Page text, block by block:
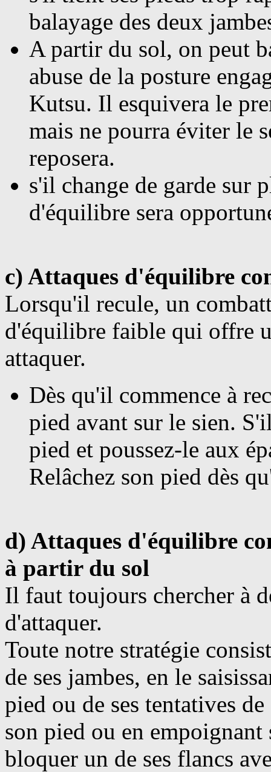
balayage des deux
A partir du sol, on peut
abuse de la posture
Kutsu. Il esquivera le
mais ne pourra éviter le
reposera.
s'il change de garde sur
d'équilibre sera
c) Attaques d'équilibre
Lorsqu'il recule, un
d'équilibre faible qui offre
attaquer.
Dès qu'il commence à
pied avant sur le sien.
pied et poussez-le aux
Relâchez son pied dès
d) Attaques d'équilibre
à partir du sol
Il faut toujours chercher à
d'attaquer.
Toute notre stratégie
de ses jambes, en le
pied ou de ses tentatives
son pied ou en empoignant
bloquer un de ses flancs